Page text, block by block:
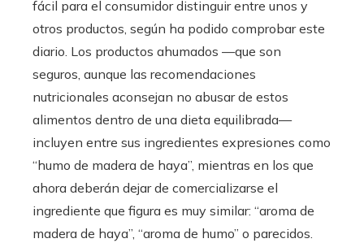
fácil para el consumidor distinguir entre unos y
otros productos, según ha podido comprobar este
diario. Los productos ahumados —que son
seguros, aunque las recomendaciones
nutricionales aconsejan no abusar de estos
alimentos dentro de una dieta equilibrada—
incluyen entre sus ingredientes expresiones como
“humo de madera de haya”, mientras en los que
ahora deberán dejar de comercializarse el
ingrediente que figura es muy similar: “aroma de
madera de haya”, “aroma de humo” o parecidos.